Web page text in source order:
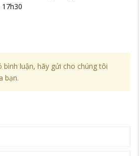
bình luận, hãy gửi cho chúng tôi
bạn.